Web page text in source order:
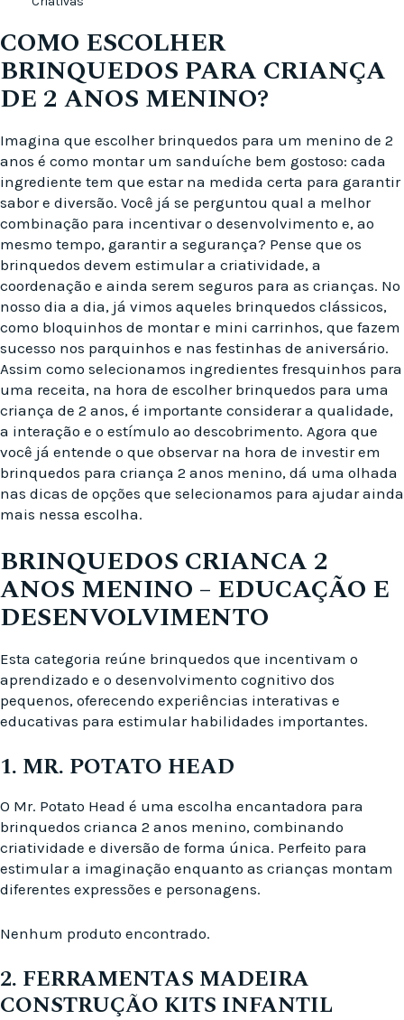
COMO ESCOLHER
BRINQUEDOS PARA CRIANÇA
DE 2 ANOS MENINO?
Imagina que escolher brinquedos para um menino de 2
anos é como montar um sanduíche bem gostoso: cada
ingrediente tem que estar na medida certa para garantir
sabor e diversão. Você já se perguntou qual a melhor
combinação para incentivar o desenvolvimento e, ao
mesmo tempo, garantir a segurança? Pense que os
brinquedos devem estimular a criatividade, a
coordenação e ainda serem seguros para as crianças. No
nosso dia a dia, já vimos aqueles brinquedos clássicos,
como bloquinhos de montar e mini carrinhos, que fazem
sucesso nos parquinhos e nas festinhas de aniversário.
Assim como selecionamos ingredientes fresquinhos para
uma receita, na hora de escolher brinquedos para uma
criança de 2 anos, é importante considerar a qualidade,
a interação e o estímulo ao descobrimento. Agora que
você já entende o que observar na hora de investir em
brinquedos para criança 2 anos menino, dá uma olhada
nas dicas de opções que selecionamos para ajudar ainda
mais nessa escolha.
BRINQUEDOS CRIANCA 2
ANOS MENINO – EDUCAÇÃO E
DESENVOLVIMENTO
Esta categoria reúne brinquedos que incentivam o
aprendizado e o desenvolvimento cognitivo dos
pequenos, oferecendo experiências interativas e
educativas para estimular habilidades importantes.
1. MR. POTATO HEAD
O Mr. Potato Head é uma escolha encantadora para
brinquedos crianca 2 anos menino, combinando
criatividade e diversão de forma única. Perfeito para
estimular a imaginação enquanto as crianças montam
diferentes expressões e personagens.
Nenhum produto encontrado.
2. FERRAMENTAS MADEIRA
CONSTRUÇÃO KITS INFANTIL